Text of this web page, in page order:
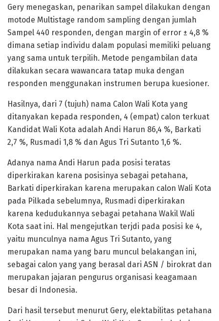
Gery menegaskan, penarikan sampel dilakukan dengan
motode Multistage random sampling dengan jumlah
Sampel 440 responden, dengan margin of error ± 4,8 %
dimana setiap individu dalam populasi memiliki peluang
yang sama untuk terpilih. Metode pengambilan data
dilakukan secara wawancara tatap muka dengan
responden menggunakan instrumen berupa kuesioner.
Hasilnya, dari 7 (tujuh) nama Calon Wali Kota yang
ditanyakan kepada responden, 4 (empat) calon terkuat
Kandidat Wali Kota adalah Andi Harun 86,4 %, Barkati
2,7 %, Rusmadi 1,8 % dan Agus Tri Sutanto 1,6 %.
Adanya nama Andi Harun pada posisi teratas
diperkirakan karena posisinya sebagai petahana,
Barkati diperkirakan karena merupakan calon Wali Kota
pada Pilkada sebelumnya, Rusmadi diperkirakan
karena kedudukannya sebagai petahana Wakil Wali
Kota saat ini. Hal mengejutkan terjdi pada posisi ke 4,
yaitu munculnya nama Agus Tri Sutanto, yang
merupakan nama yang baru muncul belakangan ini,
sebagai calon yang yang berasal dari ASN / birokrat dan
merupakan jajaran pengurus organisasi keagamaan
besar di Indonesia.
Dari hasil tersebut menurut Gery, elektabilitas petahana